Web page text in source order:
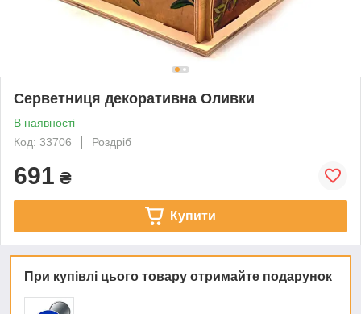
Серветниця декоративна Оливки
В наявності
Код: 33706
Роздріб
691 ₴
Купити
При купівлі цього товару отримайте подарунок